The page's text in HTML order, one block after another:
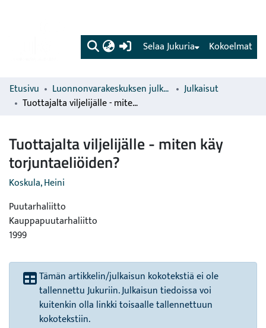
(current) Kokoelmat
Selaa Jukuria
Etusivu Luonnonvarakeskuksen julkaisut
Julkaisut
Tuottajalta viljelijälle - miten käy torjuntaeliöiden?
Tuottajalta viljelijälle - miten käy
torjuntaeliöiden?
Koskula, Heini
Puutarhaliitto
Kauppapuutarhaliitto
1999
Tämän artikkelin/julkaisun kokotekstiä ei ole
tallennettu Jukuriin. Julkaisun tiedoissa voi
kuitenkin olla linkki toisaalle tallennettuun
kokotekstiin.